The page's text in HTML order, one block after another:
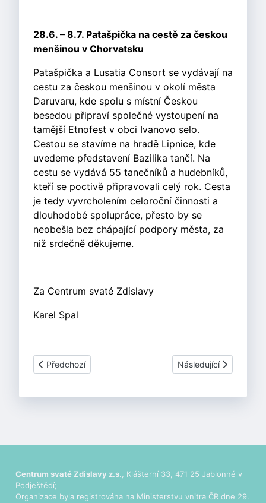
28.6. – 8.7. Patašpička na cestě za českou
menšinou v Chorvatsku
Patašpička a Lusatia Consort se vydávají na
cestu za českou menšinou v okolí města
Daruvaru, kde spolu s místní Českou
besedou připraví společné vystoupení na
tamější Etnofest v obci Ivanovo selo.
Cestou se stavíme na hradě Lipnice, kde
uvedeme představení Bazilika tančí. Na
cestu se vydává 55 tanečníků a hudebníků,
kteří se poctivě připravovali celý rok. Cesta
je tedy vyvrcholením celoroční činnosti a
dlouhodobé spolupráce, přesto by se
neobešla bez chápající podpory města, za
niž srdečně děkujeme.
Za Centrum svaté Zdislavy
Karel Spal
Předchozí článek: Novinky - Červenec, srpen 2019
Předchozí Další článek: Novinky
Následující
Centrum svaté Zdislavy z.s., Klášterní 33, 471 25 Jablonné v
Podještědí;
Organizace byla registrována na Ministerstvu vnitra ČR dne 29.